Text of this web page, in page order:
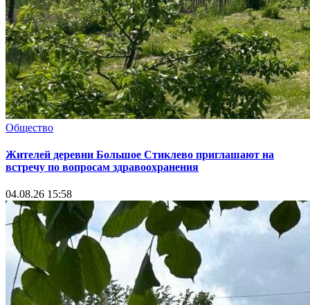
Общество
Жителей деревни Большое Стиклево приглашают на
встречу по вопросам здравоохранения
04.08.26 15:58